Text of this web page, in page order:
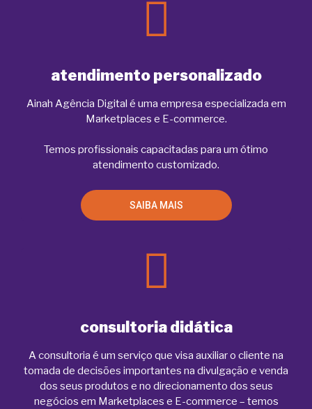
atendimento personalizado
Ainah Agência Digital é uma empresa especializada em
Marketplaces e E-commerce.
Temos profissionais capacitadas para um ótimo
atendimento customizado.
SAIBA MAIS
consultoria didática
A consultoria é um serviço que visa auxiliar o cliente na
tomada de decisões importantes na divulgação e venda
dos seus produtos e no direcionamento dos seus
negócios em Marketplaces e E-commerce – temos